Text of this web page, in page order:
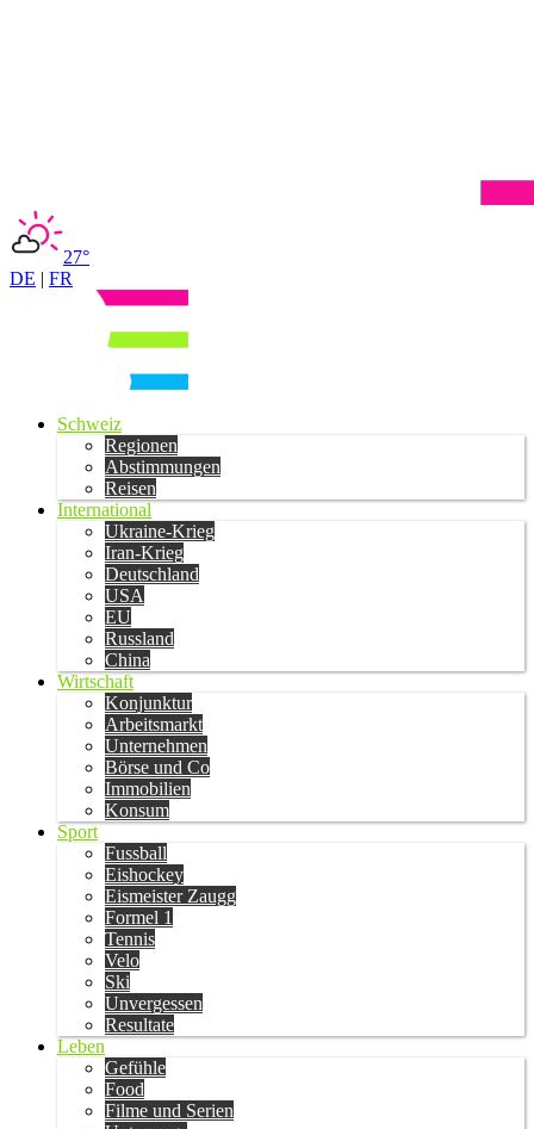
27°
DE | FR
Schweiz
Regionen
Abstimmungen
Reisen
International
Ukraine-Krieg
Iran-Krieg
Deutschland
USA
EU
Russland
China
Wirtschaft
Konjunktur
Arbeitsmarkt
Unternehmen
Börse und Co
Immobilien
Konsum
Sport
Fussball
Eishockey
Eismeister Zaugg
Formel 1
Tennis
Velo
Ski
Unvergessen
Resultate
Leben
Gefühle
Food
Filme und Serien